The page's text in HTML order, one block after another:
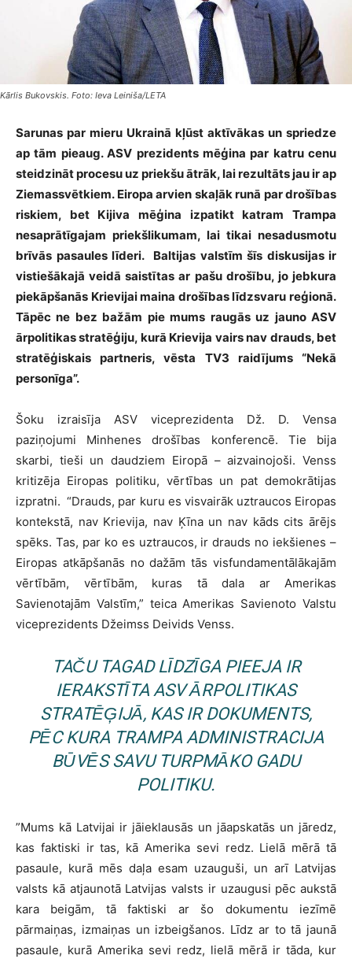
Kārlis Bukovskis. Foto: Ieva Leiniša/LETA
Sarunas par mieru Ukrainā kļūst aktīvākas un spriedze
ap tām pieaug. ASV prezidents mēģina par katru cenu
steidzināt procesu uz priekšu ātrāk, lai rezultāts jau ir ap
Ziemassvētkiem. Eiropa arvien skaļāk runā par drošības
riskiem, bet Kijiva mēģina izpatikt katram Trampa
nesaprātīgajam priekšlikumam, lai tikai nesadusmotu
brīvās pasaules līderi. Baltijas valstīm šīs diskusijas ir
vistiešākajā veidā saistītas ar pašu drošību, jo jebkura
piekāpšanās Krievijai maina drošības līdzsvaru reģionā.
Tāpēc ne bez bažām pie mums raugās uz jauno ASV
ārpolitikas stratēģiju, kurā Krievija vairs nav drauds, bet
stratēģiskais partneris, vēsta TV3 raidījums “Nekā
personīga”.
Šoku izraisīja ASV viceprezidenta Dž. D. Vensa
paziņojumi Minhenes drošības konferencē. Tie bija
skarbi, tieši un daudziem Eiropā – aizvainojoši. Venss
kritizēja Eiropas politiku, vērtības un pat demokrātijas
izpratni. “Drauds, par kuru es visvairāk uztraucos Eiropas
kontekstā, nav Krievija, nav Ķīna un nav kāds cits ārējs
spēks. Tas, par ko es uztraucos, ir drauds no iekšienes –
Eiropas atkāpšanās no dažām tās visfundamentālākajām
vērtībām, vērtībām, kuras tā dala ar Amerikas
Savienotajām Valstīm,” teica Amerikas Savienoto Valstu
viceprezidents Džeimss Deivids Venss.
TAČU TAGAD LĪDZĪGA PIEEJA IR
IERAKSTĪTA ASV ĀRPOLITIKAS
STRATĒĢIJĀ, KAS IR DOKUMENTS,
PĒC KURA TRAMPA ADMINISTRACIJA
BŪVĒS SAVU TURPMĀKO GADU
POLITIKU.
”Mums kā Latvijai ir jāieklausās un jāapskatās un jāredz,
kas faktiski ir tas, kā Amerika sevi redz. Lielā mērā tā
pasaule, kurā mēs daļa esam uzauguši, un arī Latvijas
valsts kā atjaunotā Latvijas valsts ir uzaugusi pēc aukstā
kara beigām, tā faktiski ar šo dokumentu iezīmē
pārmaiņas, izmaiņas un izbeigšanos. Līdz ar to tā jaunā
pasaule, kurā Amerika sevi redz, lielā mērā ir tāda, kur